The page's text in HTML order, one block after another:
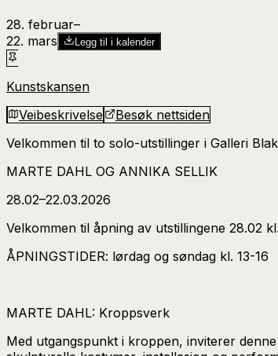
28. februar–​
22. mars
Legg til i kalender
Kunstskansen
Veibeskrivelse
Besøk nettsiden
Velkommen til to solo-utstillinger i Galleri
MARTE DAHL OG ANNIKA SELLIK
28.02–22.03.2026
Velkommen til åpning av utstillingene 28.02
ÅPNINGSTIDER: lørdag og søndag kl. 13-16
MARTE DAHL: Kroppsverk
Med utgangspunkt i kroppen, inviterer